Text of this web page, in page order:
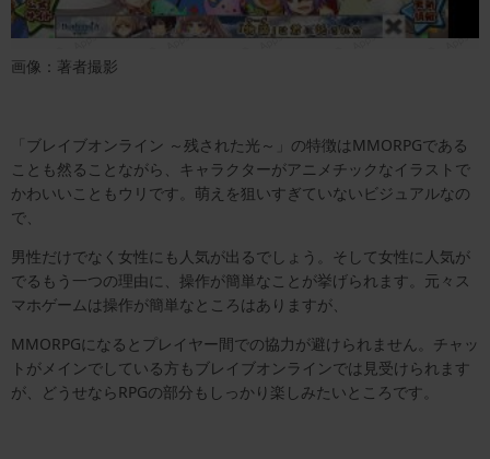
画像：著者撮影
「ブレイブオンライン ～残された光～」の特徴はMMORPGである
ことも然ることながら、キャラクターがアニメチックなイラストで
かわいいこともウリです。萌えを狙いすぎていないビジュアルなの
で、
男性だけでなく女性にも人気が出るでしょう。そして女性に人気が
でるもう一つの理由に、操作が簡単なことが挙げられます。元々ス
マホゲームは操作が簡単なところはありますが、
MMORPGになるとプレイヤー間での協力が避けられません。チャッ
トがメインでしている方もブレイブオンラインでは見受けられます
が、どうせならRPGの部分もしっかり楽しみたいところです。